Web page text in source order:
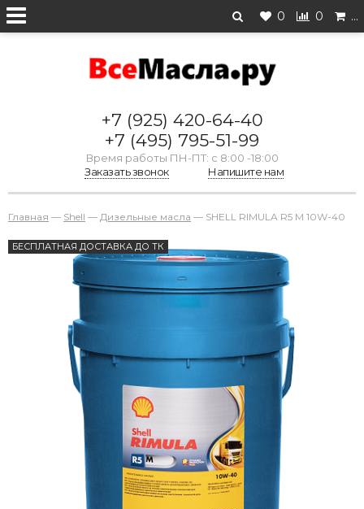
0 0 …
+7 (925) 420-64-40
+7 (495) 795-51-99
Время работы ПН-ПТ: с 8:00 -18:00
Заказать звонок
Напишите нам
Главная — Shell — Дизельные масла — SHELL RIMULA R5 M 10W-40
БЕСПЛАТНАЯ ДОСТАВКА ДО ТК